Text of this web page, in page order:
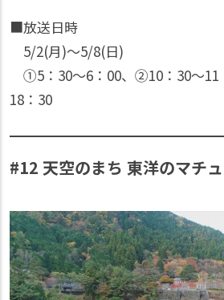
■放送日時
5/2(月)〜5/8(日)
①5：30〜6：00、②10：30〜11
18：30
#12 天空のまち 東洋のマチ